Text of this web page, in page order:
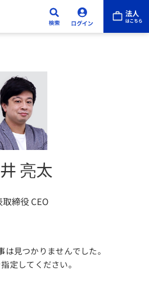
亮太
締役 CEO
見つかりませんでした。
定してください。